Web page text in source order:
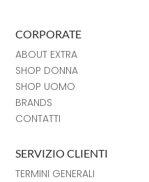
CORPORATE
ABOUT EXTRA
SHOP DONNA
SHOP UOMO
BRANDS
CONTATTI
SERVIZIO CLIENTI
TERMINI GENERALI